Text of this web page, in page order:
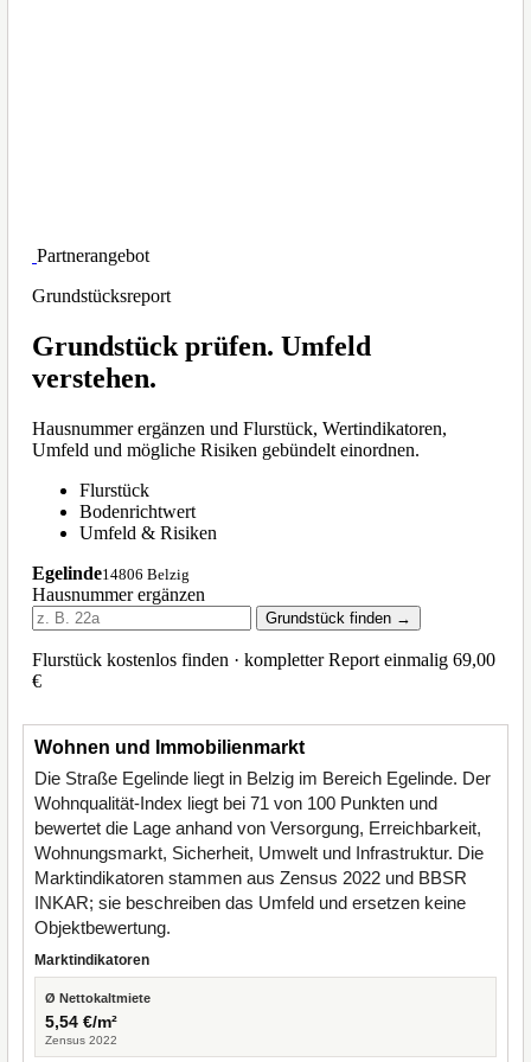
Wohnen und Immobilienmarkt
Die Straße Egelinde liegt in Belzig im Bereich Egelinde. Der
Wohnqualität-Index liegt bei 71 von 100 Punkten und
bewertet die Lage anhand von Versorgung, Erreichbarkeit,
Wohnungsmarkt, Sicherheit, Umwelt und Infrastruktur. Die
Marktindikatoren stammen aus Zensus 2022 und BBSR
INKAR; sie beschreiben das Umfeld und ersetzen keine
Objektbewertung.
Marktindikatoren
Ø Nettokaltmiete
5,54 €/m²
Zensus 2022